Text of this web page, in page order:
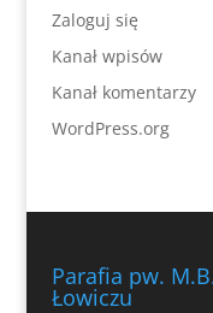
Zaloguj się
Kanał wpisów
Kanał komentarzy
WordPress.org
Parafia pw.
Łowiczu